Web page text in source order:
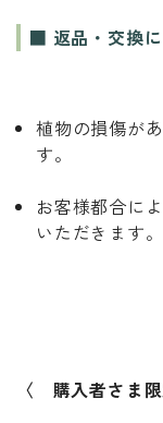
■ 返品・交換
植物の損傷が
す。
お客様都合に
いただきます。
〈 購入者さま